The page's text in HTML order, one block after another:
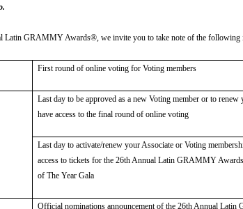
Latin GRAMMY Awards®, we invite you to take note of the following
First round of online voting for Voting members
Last day to be approved as a new Voting member or to renew
have access to the final round of online voting
Last day to activate/renew your Associate or Voting
access to tickets for the 26th Annual Latin GRAMMY
of The Year Gala
Official nominations announcement of the 26th Annual Latin